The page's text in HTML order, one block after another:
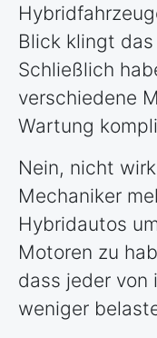
Blick klingt
Schließlich
verschiedene
Wartung
Nein, nicht
Mechaniker
Hybridautos
Motoren zu
dass jeder von
weniger